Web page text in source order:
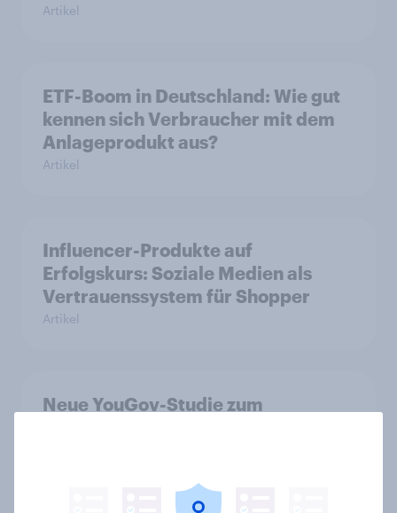
Artikel
ETF-Boom in Deutschland: Wie gut
kennen sich Verbraucher mit dem
Anlageprodukt aus?
Artikel
Influencer-Produkte auf
Erfolgskurs: Soziale Medien als
Vertrauenssystem für Shopper
Artikel
Neue YouGov-Studie zum
Bier wächst um über 23 Prozent